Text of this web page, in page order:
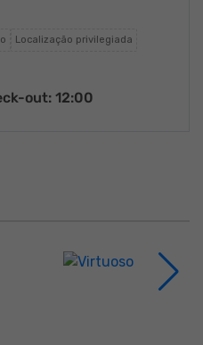
1974, oferecendo
assim como
de sua equipe
Localização privilegiada
out: 12:00